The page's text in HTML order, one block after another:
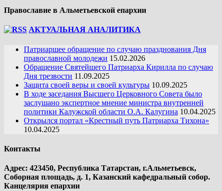
Православие в Альметьевской епархии
АКТУАЛЬНАЯ АНАЛИТИКА
Патриаршее обращение по случаю празднования Дня
православной молодежи 15.02.2026
Обращение Святейшего Патриарха Кирилла по случаю
Дня трезвости 11.09.2025
Защита своей веры и своей культуры 10.09.2025
В ходе заседания Высшего Церковного Совета было
заслушано экспертное мнение министра внутренней
политики Калужской области О.А. Калугина 10.04.2025
Открылся портал «Крестный путь Патриарха Тихона»
10.04.2025
Контакты
Адрес: 423450, Республика Татарстан, г.Альметьевск,
Соборная площадь, д. 1, Казанский кафедральный собор.
Канцелярия епархии